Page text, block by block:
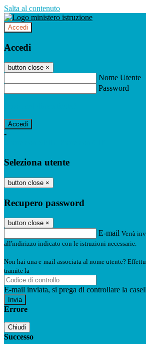
Salta al contenuto
Accedi
Accedi
button close ×
Nome Utente
Password
-
Seleziona utente
button close ×
Recupero password
button close ×
E-mail Verrà
all'indirizzo indicato con le istruzioni necessarie.
Non hai una e-mail associata al nome utente?
tramite la
E-mail inviata, si prega di controllare la
Errore
Chiudi
Successo